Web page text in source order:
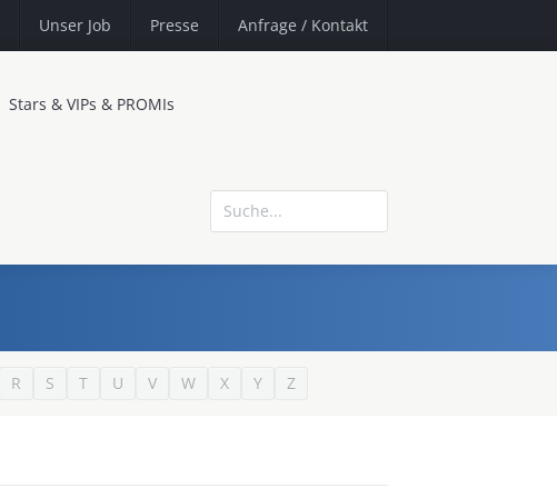
Unser Job Presse Anfrage / Kontakt
Stars & VIPs & PROMIs
R S T U V W X Y Z